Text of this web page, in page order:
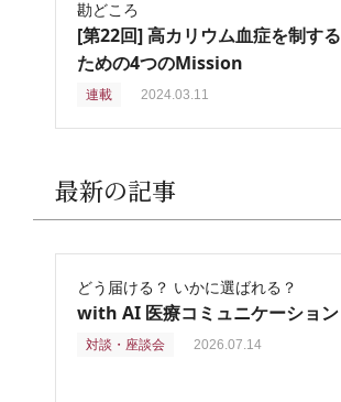
勘どころ
[第22回] 高カリウム血症を制する
ための4つのMission
連載 2024.03.11
最新の記事
どう届ける？ いかに選ばれる？
with AI 医療コミュニケーション
対談・座談会 2026.07.14